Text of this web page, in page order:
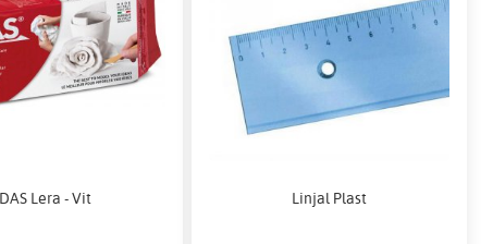
DAS Lera - Vit Linjal Plast